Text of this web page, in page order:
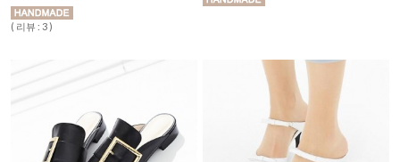
( 리뷰 : 3 )